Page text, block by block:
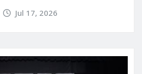
Jul 17, 2026